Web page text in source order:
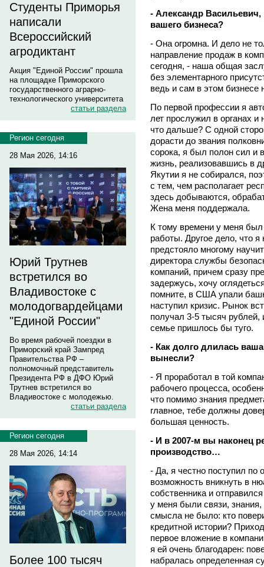
Студенты Приморья
написали
Всероссийский
агродиктант
Акция "Единой России" прошла
на площадке Приморского
государственного аграрно-
технологического университета
статьи раздела
Регион сегодня
28 Мая 2026, 14:16
Юрий Трутнев
встретился во
Владивостоке с
молодогвардейцами
"Единой России"
Во время рабочей поездки в
Приморский край Зампред
Правительства РФ –
полномочный представитель
Президента РФ в ДФО Юрий
Трутнев встретился во
Владивостоке с молодежью.
статьи раздела
Регион сегодня
28 Мая 2026, 14:14
Более 100 тысяч
- Александр Васильевич,
вашего бизнеса?
- Она огромна. И дело не
направление продаж в
сегодня, - наша общая
без элементарного
ведь и сам в этом бизнесе
По первой профессии я
лет прослужил в органах
что дальше? С одной
дорасти до звания
сорока, я был полон сил и
жизнь, реализовавшись в
Якутии я не собирался,
с тем, чем располагает
здесь добываются,
Жена меня поддержала.
К тому времени у меня был
работы. Другое дело, что
предстояло многому
директора службы
компаний, причем сразу
задержусь, хочу
помните, в США упали
наступил кризис. Рынок
получал 3-5 тысяч
семье пришлось бы туго.
- Как долго длилась
вынесли?
- Я проработал в той
рабочего процесса,
что помимо знания
главное, тебе должны
большая ценность.
- И в 2007-м вы наконец
производство…
- Да, я честно поступил
возможность вникнуть в
собственника и
у меня были связи,
смысла не было: кто
кредитной истории?
первое вложение в
я ей очень благодарен:
набралась определенная